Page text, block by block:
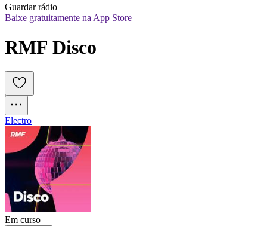
Guardar rádio
Baixe gratuitamente na App Store
RMF Disco
Electro
Em curso